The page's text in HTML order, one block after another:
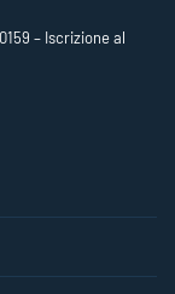
– Iscrizione al